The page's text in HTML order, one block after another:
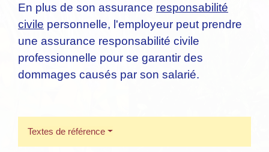
En plus de son assurance responsabilité
civile personnelle, l'employeur peut prendre
une assurance responsabilité civile
professionnelle pour se garantir des
dommages causés par son salarié.
Textes de référence